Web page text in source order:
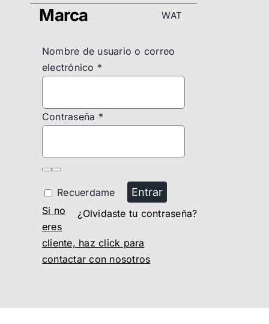
Marca WAT
Nombre de usuario o correo
electrónico *
Contraseña *
Recuerdame Entrar
¿Olvidaste tu contraseña?
Si no
eres
cliente, haz click para
contactar con nosotros